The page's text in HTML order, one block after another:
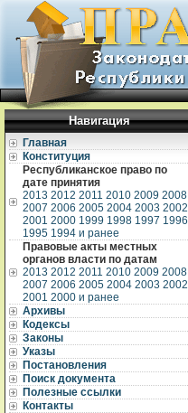
Навигация
Главная
Конституция
Республиканское право по
дате принятия
2013 2012 2011 2010 2009 2008
2007 2006 2005 2004 2003 2002
2001 2000 1999 1998 1997 1996
1995 1994 и ранее
Правовые акты местных
органов власти по датам
2013 2012 2011 2010 2009 2008
2007 2006 2005 2004 2003 2002
2001 2000 и ранее
Архивы
Кодексы
Законы
Указы
Постановления
Поиск документа
Полезные ссылки
Контакты